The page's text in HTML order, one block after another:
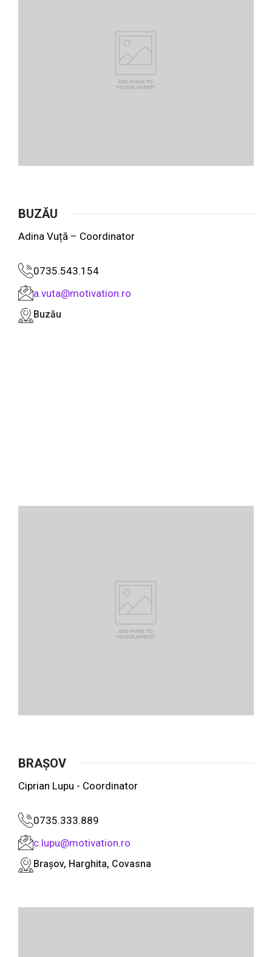
BUZĂU
Adina Vuță – Coordinator
0735.543.154
a.vuta@motivation.ro
Buzău
BRAȘOV
Ciprian Lupu - Coordinator
0735.333.889
c.lupu@motivation.ro
Brașov, Harghita, Covasna